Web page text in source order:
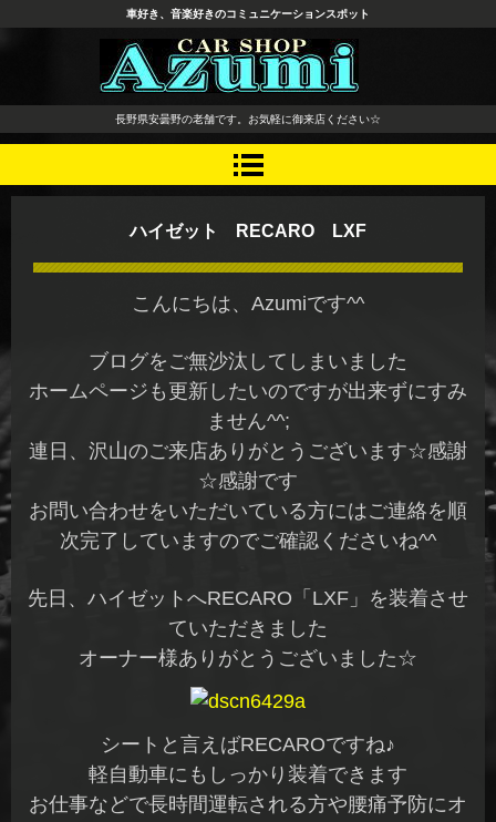
長野県 安曇野市 タイヤ ホ
イール デッドニング カーオ
ーディオ レカロシート
車好き、音楽好きのコミュニケーションスポット
長野県安曇野の老舗です。お気軽に御来店ください☆
ハイゼット RECARO LXF
こんにちは、Azumiです^^
ブログをご無沙汰してしまいました
ホームページも更新したいのですが出来ずにすみ
ません^^;
連日、沢山のご来店ありがとうございます☆感謝
☆感謝です
お問い合わせをいただいている方にはご連絡を順
次完了していますのでご確認くださいね^^
先日、ハイゼットへRECARO「LXF」を装着させ
ていただきました
オーナー様ありがとうございました☆
シートと言えばRECAROですね♪
軽自動車にもしっかり装着できます
お仕事などで長時間運転される方や腰痛予防にオ